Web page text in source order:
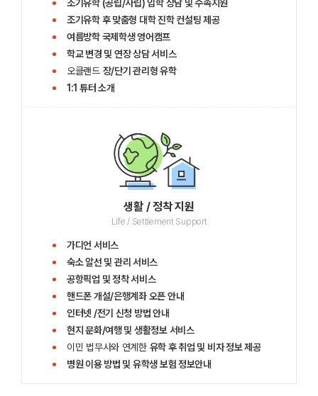
조기유학 (공립/사립) 입학 상담및수속지원
조기유학 후 맞춤형 대학 진학 컨설팅 제공
여름방학 국제학생 영어캠프
학교 변경 및 연장 상담서비스
오클랜드 장/단기 관리형 유학
1:1 튜터 소개
생활 / 정착 지원
Life / Settlement Support
가디언 서비스
숙소 알선 및관리 서비스
공항픽업 및정착서비스
핸드폰 개설/은행계좌 오픈안내
인터넷 /전기 신청 방법안내
현지 문화/여행및 생활정보서비스
이민 법무사와 연계한 유학 후 취업 및 비자 정보제공
병원 이용 방법 및 유학생 보험 정보안내